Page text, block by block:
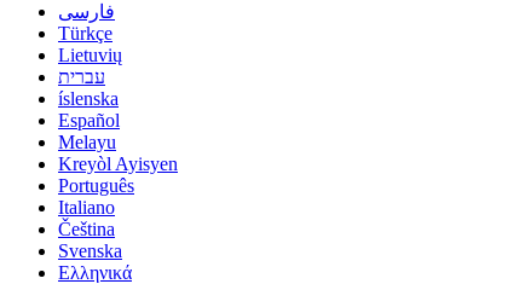
فارسی
Türkçe
Lietuvių
עברית
íslenska
Español
Melayu
Kreyòl Ayisyen
Português
Italiano
Čeština
Svenska
Ελληνικά